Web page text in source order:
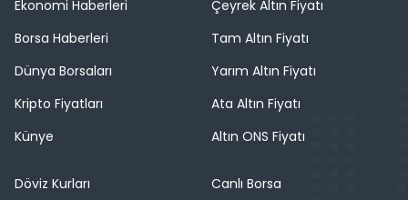
Ekonomi Haberleri
Borsa Haberleri
Dünya Borsaları
Kripto Fiyatları
Künye
Çeyrek Altın Fiyatı
Tam Altın Fiyatı
Yarım Altın Fiyatı
Ata Altın Fiyatı
Altın ONS Fiyatı
Döviz Kurları
Canlı Borsa